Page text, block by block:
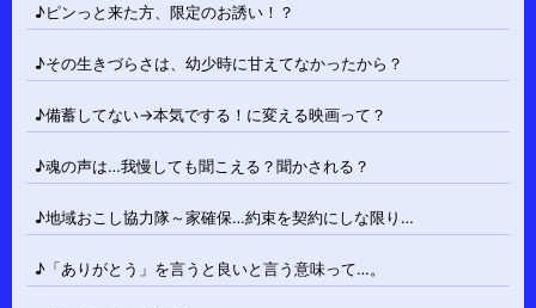
♪ピンっと来た方、限定のお誘い！？
♪その生きづらさは、幼少時に甘えてなかったから？
♪備蓄してない→本気でする！に変える映画って？
♪魂の声は…我慢しても聞こえる？聞かされる？
♪地域おこし協力隊～家確保…約束を契約にしな限り…
♪「ありがとう」を言うと良いと言う意味って…。